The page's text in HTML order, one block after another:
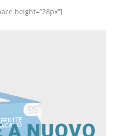
height=”28px”]